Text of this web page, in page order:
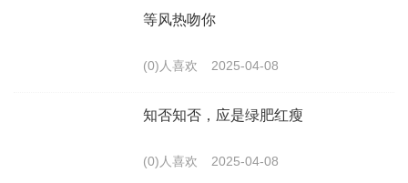
等风热吻你
(0)人喜欢 2025-04-08
知否知否，应是绿肥红瘦
(0)人喜欢 2025-04-08